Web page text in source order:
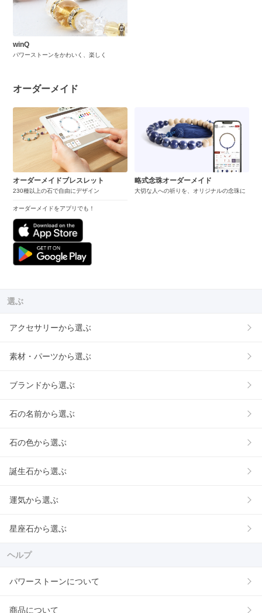
winQ
パワーストーンをかわいく、楽しく
オーダーメイド
オーダーメイドブレスレット
230種以上の石で自由にデザイン
オーダーメイドをアプリでも！
略式念珠オーダーメイド
大切な人への祈りを、オリジナルの念珠に
選ぶ
アクセサリーから選ぶ
素材・パーツから選ぶ
ブランドから選ぶ
石の名前から選ぶ
石の色から選ぶ
誕生石から選ぶ
運気から選ぶ
星座石から選ぶ
ヘルプ
パワーストーンについて
商品について